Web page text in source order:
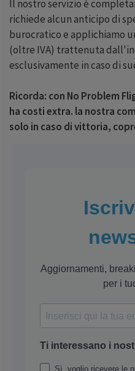
Il nostro servizio è
richiede alcun anticipo di
burocratico e applichiamo
(oltre IVA) trattenuta
esclusivamente in caso di
Ricorda: con No Problem
ha costi extra. la nostra
solo in caso di vittoria,